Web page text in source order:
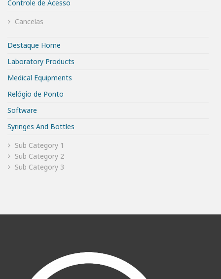
Controle de Acesso
Cancelas
Destaque Home
Laboratory Products
Medical Equipments
Relógio de Ponto
Software
Syringes And Bottles
Sub Category 1
Sub Category 2
Sub Category 3